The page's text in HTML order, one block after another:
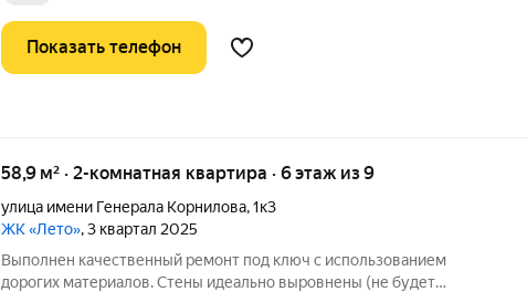
Показать телефон
58,9 м² · 2-комнатная квартира · 6 этаж из 9
улица имени Генерала Корнилова,1к3
ЖК «Лето», 3 квартал 2025
Выполнен качественный ремонт под ключ с использованием
дорогих материалов. Стены идеально выровнены (не будет